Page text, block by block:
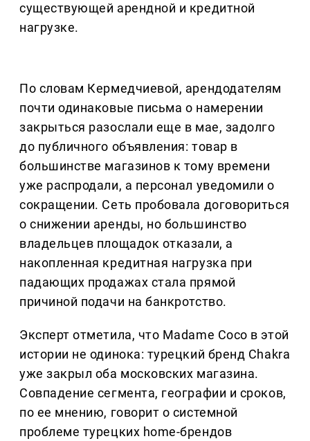
существующей арендной и кредитной
нагрузке.
По словам Кермедчиевой, арендодателям
почти одинаковые письма о намерении
закрыться разослали еще в мае, задолго
до публичного объявления: товар в
большинстве магазинов к тому времени
уже распродали, а персонал уведомили о
сокращении. Сеть пробовала договориться
о снижении аренды, но большинство
владельцев площадок отказали, а
накопленная кредитная нагрузка при
падающих продажах стала прямой
причиной подачи на банкротство.
Эксперт отметила, что Madame Coco в этой
истории не одинока: турецкий бренд Chakra
уже закрыл оба московских магазина.
Совпадение сегмента, географии и сроков,
по ее мнению, говорит о системной
проблеме турецких home-брендов